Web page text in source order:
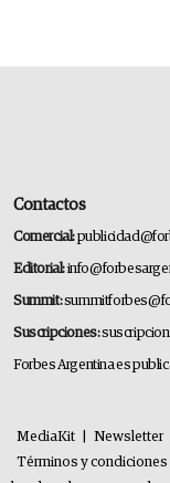
Contactos
Comercial:
Editorial:
Summit:
Suscripciones:
Forbes Argentina es
MediaKit Newsletter
Términos y condiciones